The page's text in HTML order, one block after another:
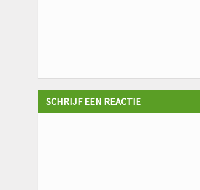
SCHRIJF EEN REACTIE